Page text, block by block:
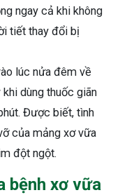
ngay cả khi không
tiết thay đổi bị
lúc nửa đêm về
dùng thuốc giãn
Được biết, tình
của mảng xơ vữa
đột ngột.
bệnh xơ vữa